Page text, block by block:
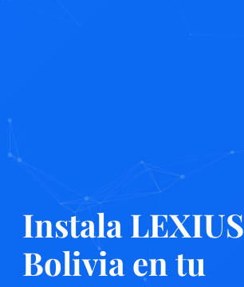
Instala LEXIUS
Bolivia en tu